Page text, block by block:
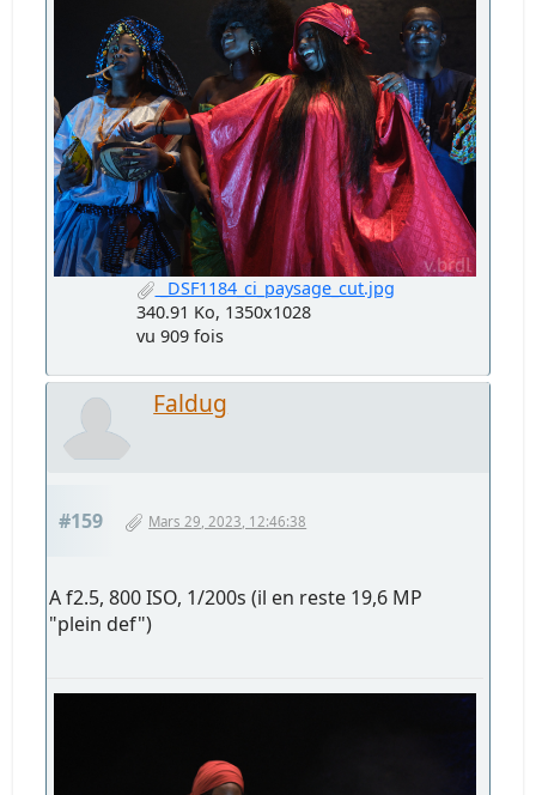
_DSF1184_ci_paysage_cut.jpg
340.91 Ko, 1350x1028
vu 909 fois
Faldug
#159 Mars 29, 2023, 12:46:38
A f2.5, 800 ISO, 1/200s (il en reste 19,6 MP
"plein def")